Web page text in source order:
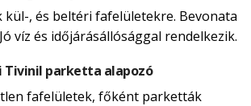
kül-, és beltéri fafelületekre. Bevonata
víz és időjárásállósággal rendelkezik.
Tivinil parketta alapozó
fafelületek, főként parketták